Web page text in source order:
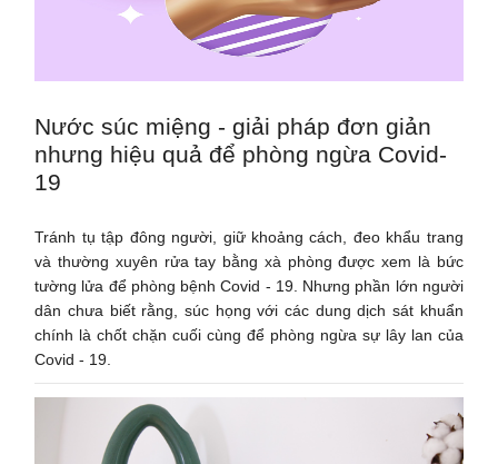
Nước súc miệng - giải pháp đơn giản
nhưng hiệu quả để phòng ngừa Covid-
19
Tránh tụ tập đông người, giữ khoảng cách, đeo khẩu trang
và thường xuyên rửa tay bằng xà phòng được xem là bức
tường lửa để phòng bệnh Covid - 19. Nhưng phần lớn người
dân chưa biết rằng, súc họng với các dung dịch sát khuẩn
chính là chốt chặn cuối cùng để phòng ngừa sự lây lan của
Covid - 19.